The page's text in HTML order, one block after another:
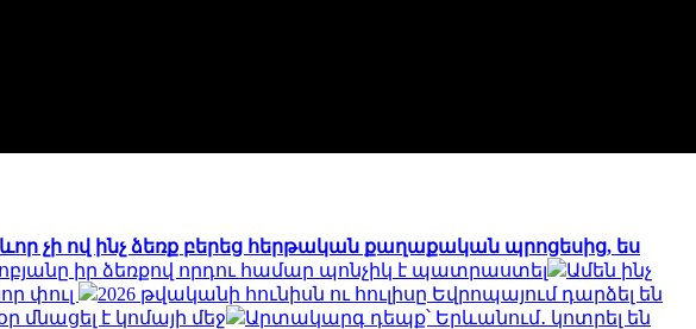
չի ով ինչ ձեռք բերեց հերթական քաղաքական պրոցեսից, ես
իր ձեռքով որդու համար պոնչիկ է պատրաստել
Ամեն ինչ
փուլ
2026 թվականի հունիսն ու հուլիսը Եվրոպայում դարձել են
մնացել է կոմայի մեջ
Արտակարգ դեպք՝ Երևանում․ կոտրել են